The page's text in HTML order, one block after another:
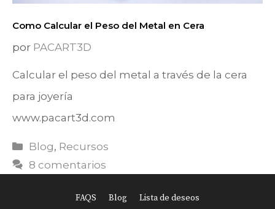
Como Calcular el Peso del Metal en Cera
por PACART3D
Calcular el peso del metal a través de la cera
para joyería
www.pacart3d.com
Categorías
Blog, Recursos
8 comentarios
FAQS Blog Lista de deseos